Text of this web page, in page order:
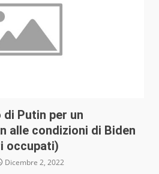
Putin per un
alle condizioni di Biden
occupati)
Dicembre 2, 2022